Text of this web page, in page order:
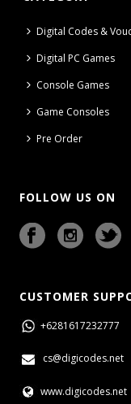
Digital Codes &
Digital PC Games
Console Games
Game Consoles
Pre Order
FOLLOW US ON
CUSTOMER
+6281617232777
cs@digicodes.net
www.digicodes.net